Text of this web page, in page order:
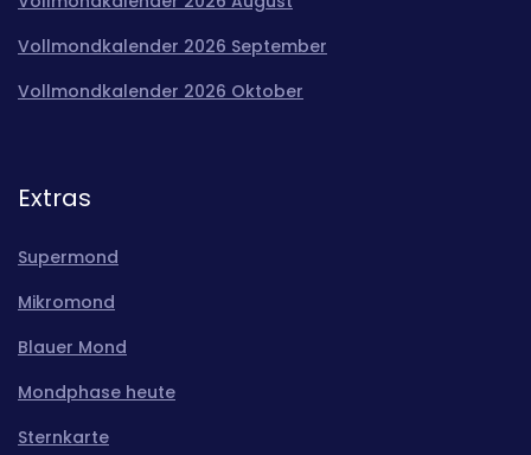
Vollmondkalender 2026 September
Vollmondkalender 2026 Oktober
Extras
Supermond
Mikromond
Blauer Mond
Mondphase heute
Sternkarte